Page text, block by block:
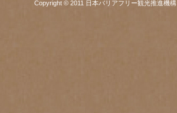
Copyright © 2011 日本バリアフリー観光推進機構